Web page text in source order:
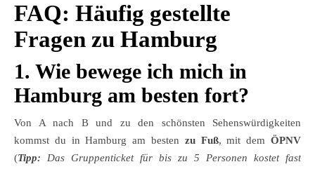
FAQ: Häufig gestellte
Fragen zu Hamburg
1. Wie bewege ich mich in
Hamburg am besten fort?
Von A nach B und zu den schönsten Sehenswürdigkeiten
kommst du in Hamburg am besten zu Fuß, mit demÖPNV
(Tipp: Das Gruppenticket für bis zu 5 Personen kostet fast